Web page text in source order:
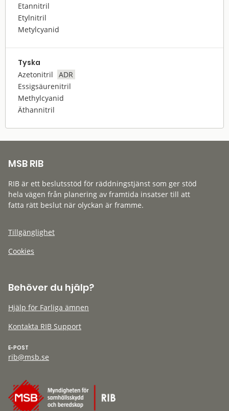
Etannitril
Etylnitril
Metylcyanid
Tyska
Azetonitril
ADR
Essigsäurenitril
Methylcyanid
Äthannitril
MSB RIB
RIB är ett beslutsstöd för räddningstjänst som ger stöd
hela vägen från planering av framtida insatser till att
fatta rätt beslut när olyckan är framme.
Tillgänglighet
Cookies
Behöver du hjälp?
Hjälp för Farliga ämnen
Kontakta RIB Support
E-POST
rib@msb.se